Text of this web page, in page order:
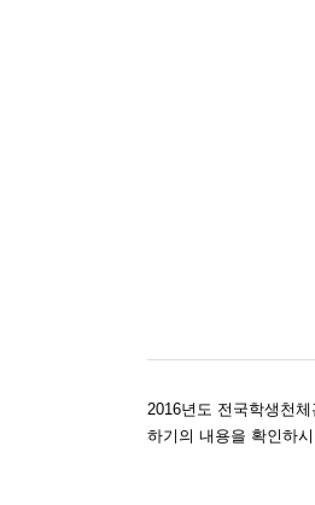
2016년도 전국학생천
하기의 내용을 확인하